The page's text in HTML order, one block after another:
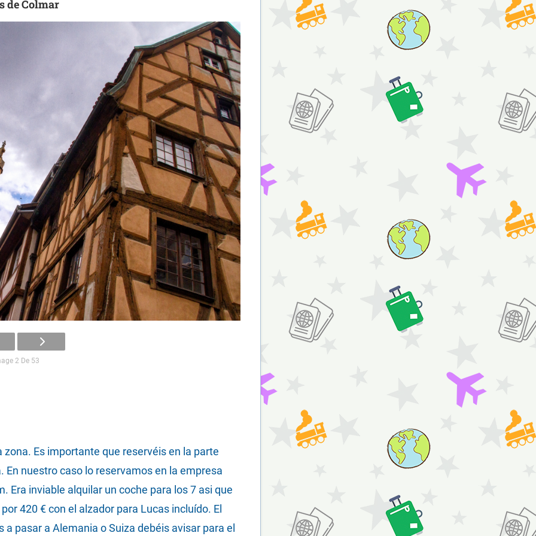
de Colmar
2 De 53
Es importante que reservéis en la parte
En nuestro caso lo reservamos en la empresa
Era inviable alquilar un coche para los 7 asi que
420 € con el alzador para Lucas incluído. El
pasar a Alemania o Suiza debéis avisar para el